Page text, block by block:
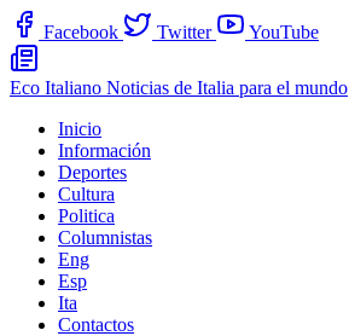
Facebook Twitter YouTube
Eco Italiano Noticias de Italia para el mundo
Inicio
Información
Deportes
Cultura
Politica
Columnistas
Eng
Esp
Ita
Contactos